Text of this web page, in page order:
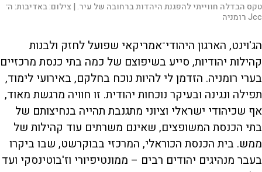
טקס הבדלה חווייתי להפגנת היהדות ברחובה של עיר. | צילום:באדיבות: ה־
Jcc רומניה
הג'וינט, הארגון היהודי־אמריקאי שפועל לחזק ולבנות
קהילות יהודיות, סייע בשיפוצם של כמה בתי כנסת מרכזיים
בערי רומניה. הזדמן לי להיות נוכח בחלקם, באירועי לימוד,
תפילה ונגינה ובעיקר נוכחות יהודית. זו חוויה מרגשת מאוד,
אף שכיהודי ישראלי וציוני מתגנבת תהייה בנחיצותם של
בתי הכנסת המשופצים, שאינם משרתים עוד קהילות של
ממש. בית הכנסת הכוראלי, המרכזי בבוקרשט, שבו ביקרו
בעבר מנהיגים יהודים רבים – ממונטיפיורי וז'בוטינסקי ועד